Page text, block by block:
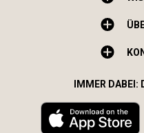
IMMER DABEI: